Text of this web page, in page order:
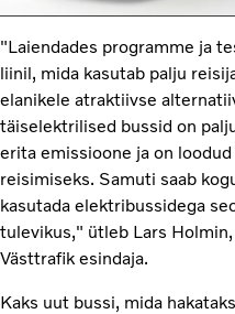
"Laiendades programme ja
liinil, mida kasutab palju
elanikele atraktiivse
täiselektrilised bussid on
erita emissioone ja on
reisimiseks. Samuti saab
kasutada elektribussidega
tulevikus," ütleb Lars
Västtrafik esindaja.
Kaks uut bussi, mida